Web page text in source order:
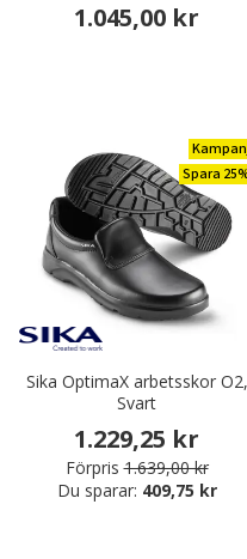
1.045,00 kr
Spara
Sika OptimaX arbetsskor O2,
Svart
1.229,25 kr
Förpris 1.639,00 kr
Du sparar: 409,75 kr